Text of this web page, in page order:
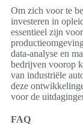
Om zich voor te
investeren in
essentieel zijn
data-analyse en
bedrijven voorop
van industriële
deze
voor de
FAQ